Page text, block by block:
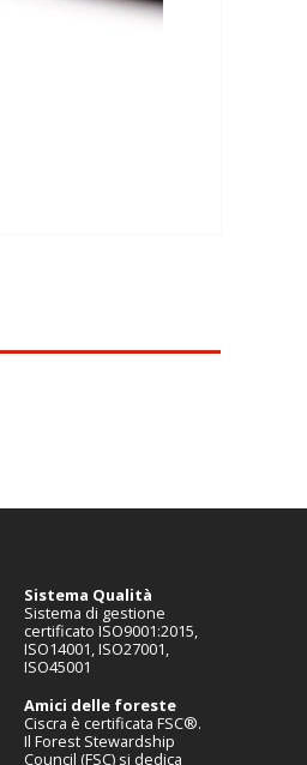
Sistema Qualità
Sistema di gestione
certificato ISO9001:2015,
ISO14001, ISO27001,
ISO45001
Amici delle foreste
Ciscra è certificata FSC®.
Il Forest Stewardship
Council (FSC) si dedica